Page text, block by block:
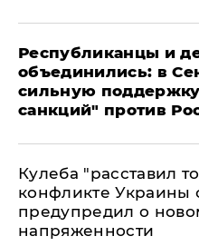
Республиканцы и
объединились: в
сильную
санкций" против
Кулеба "расставил
конфликте Украины
предупредил о
напряженности